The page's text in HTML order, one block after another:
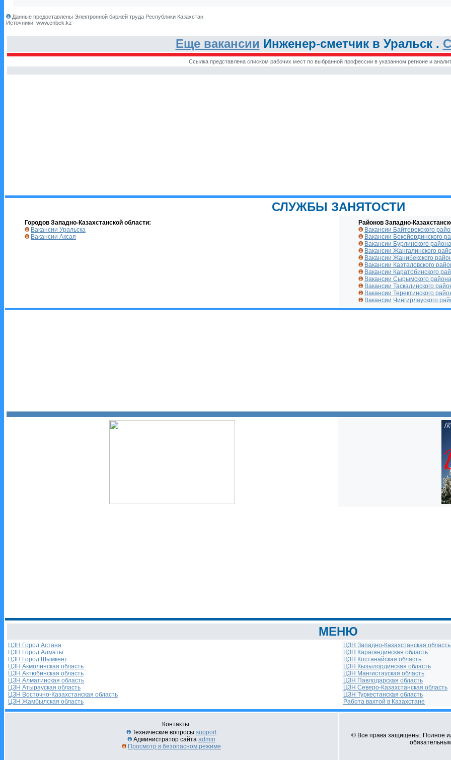
Данные предоставлены Электронной биржей труда Республики Казахстан
Источники: www.enbek.kz
Еще вакансии Инженер-сметчик в Уральск .
Ссылка представлена списком рабочих мест по выбранной профессии в указанном регионе и
СЛУЖБЫ ЗАНЯТОСТИ
Городов Западно-Казахстанской области:
Вакансии Уральска
Вакансии Аксая
Районов Западно-
Вакансии Байтерекского
Вакансии Бокейординского
Вакансии Бурлинского района
Вакансии Жангалинского
Вакансии Жанибекского
Вакансии Казталовского
Вакансии Каратобинского
Вакансии Сырымского района
Вакансии Таскалинского
Вакансии Теректинского
Вакансии Чингирлауского
МЕНЮ
ЦЗН Город Астана
ЦЗН Город Алматы
ЦЗН Город Шымкент
ЦЗН Акмолинская область
ЦЗН Актюбинская область
ЦЗН Алматинская область
ЦЗН Атырауская область
ЦЗН Восточно-Казахстанская область
ЦЗН Жамбылская область
ЦЗН Западно-Казахстанская область
ЦЗН Карагандинская область
ЦЗН Костанайская область
ЦЗН Кызылординская область
ЦЗН Мангистауская область
ЦЗН Павлодарская область
ЦЗН Северо-Казахстанская область
ЦЗН Туркестанская область
Работа вахтой в Казахстане
Контакты:
Технические вопросы support
Администратор сайта admin
Просмотр в безопасном режиме
© Все права защищены. Полное